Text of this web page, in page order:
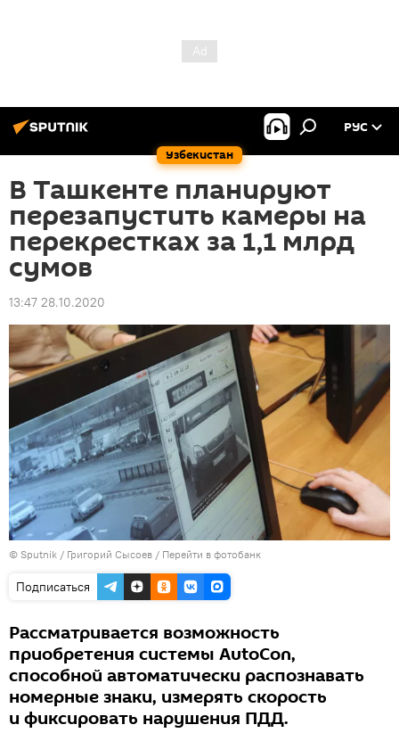
Узбекистан
РУС
В Ташкенте планируют
перезапустить камеры на
перекрестках за 1,1 млрд
сумов
13:47 28.10.2020
© Sputnik / Григорий Сысоев / Перейти в фотобанк
Подписаться
Рассматривается возможность
приобретения системы AutoCon,
способной автоматически распознавать
номерные знаки, измерять скорость
и фиксировать нарушения ПДД.